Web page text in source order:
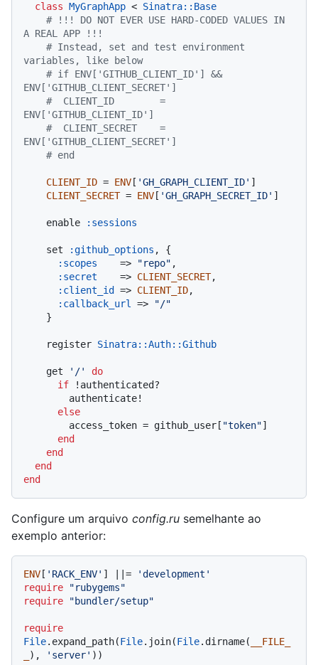
class MyGraphApp < Sinatra::Base
# !!! DO NOT EVER USE HARD-CODED VALUES IN
A REAL APP !!!
# Instead, set and test environment
variables, like below
# if ENV['GITHUB_CLIENT_ID'] &&
ENV['GITHUB_CLIENT_SECRET']
#  CLIENT_ID        =
ENV['GITHUB_CLIENT_ID']
#  CLIENT_SECRET    =
ENV['GITHUB_CLIENT_SECRET']
# end
CLIENT_ID = ENV [ 'GH_GRAPH_CLIENT_ID' ]
CLIENT_SECRET = ENV [ 'GH_GRAPH_SECRET_ID' ]
    enable
:sessions
    set
:github_options , {
:scopes
    =>
"repo" ,
:secret
    =>
CLIENT_SECRET,
:client_id
=> CLIENT_ID,
:callback_url
=>
"/"
    register
Sinatra: :Auth: :Github
    get
'/'
do
if !authenticated?
else
        access_token = github_user[
"token"]
end
end
end
end
Configure um arquivo config.ru semelhante ao
exemplo anterior:
ENV [ 'RACK_ENV' ] | |=
'development'
require
"rubygems"
require
"bundler/setup"
require
File.expand_path(File.join(File.dirname(
__FILE_
), 'server' ))